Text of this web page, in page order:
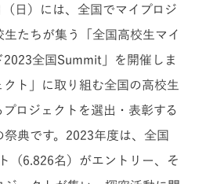
日）には、全国でマイプロジ
生たちが集う「全国高校生マイ
2023全国Summit」を開催しま
クト」に取り組む全国の高校生
ロジェクトを選出・表彰する
祭典です。2023年度は、全国
（6.826名）がエントリー、そ